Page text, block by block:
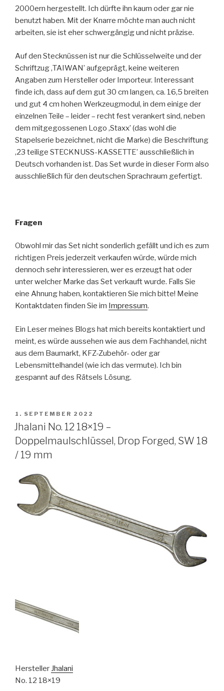
2000ern hergestellt. Ich dürfte ihn kaum oder gar nie
benutzt haben. Mit der Knarre möchte man auch nicht
arbeiten, sie ist eher schwergängig und nicht präzise.
Auf den Stecknüssen ist nur die Schlüsselweite und der
Schriftzug ‚TAIWAN’ aufgeprägt, keine weiteren
Angaben zum Hersteller oder Importeur. Interessant
finde ich, dass auf dem gut 30 cm langen, ca. 16,5 breiten
und gut 4 cm hohen Werkzeugmodul, in dem einige der
einzelnen Teile – leider – recht fest verankert sind, neben
dem mitgegossenen Logo ‚Staxx’ (das wohl die
Stapelserie bezeichnet, nicht die Marke) die Beschriftung
‚23 teilige STECKNUSS-KASSETTE’ ausschließlich in
Deutsch vorhanden ist. Das Set wurde in dieser Form also
ausschließlich für den deutschen Sprachraum gefertigt.
Fragen
Obwohl mir das Set nicht sonderlich gefällt und ich es zum
richtigen Preis jederzeit verkaufen würde, würde mich
dennoch sehr interessieren, wer es erzeugt hat oder
unter welcher Marke das Set verkauft wurde. Falls Sie
eine Ahnung haben, kontaktieren Sie mich bitte! Meine
Kontaktdaten finden Sie im Impressum.
Ein Leser meines Blogs hat mich bereits kontaktiert und
meint, es würde aussehen wie aus dem Fachhandel, nicht
aus dem Baumarkt, KFZ-Zubehör- oder gar
Lebensmittelhandel (wie ich das vermute). Ich bin
gespannt auf des Rätsels Lösung.
VERÖFFENTLICHT
AM
1. SEPTEMBER 2022
Jhalani No. 12 18×19 –
Doppelmaulschlüssel, Drop Forged, SW 18
/ 19 mm
Hersteller Jhalani
No. 12 18×19